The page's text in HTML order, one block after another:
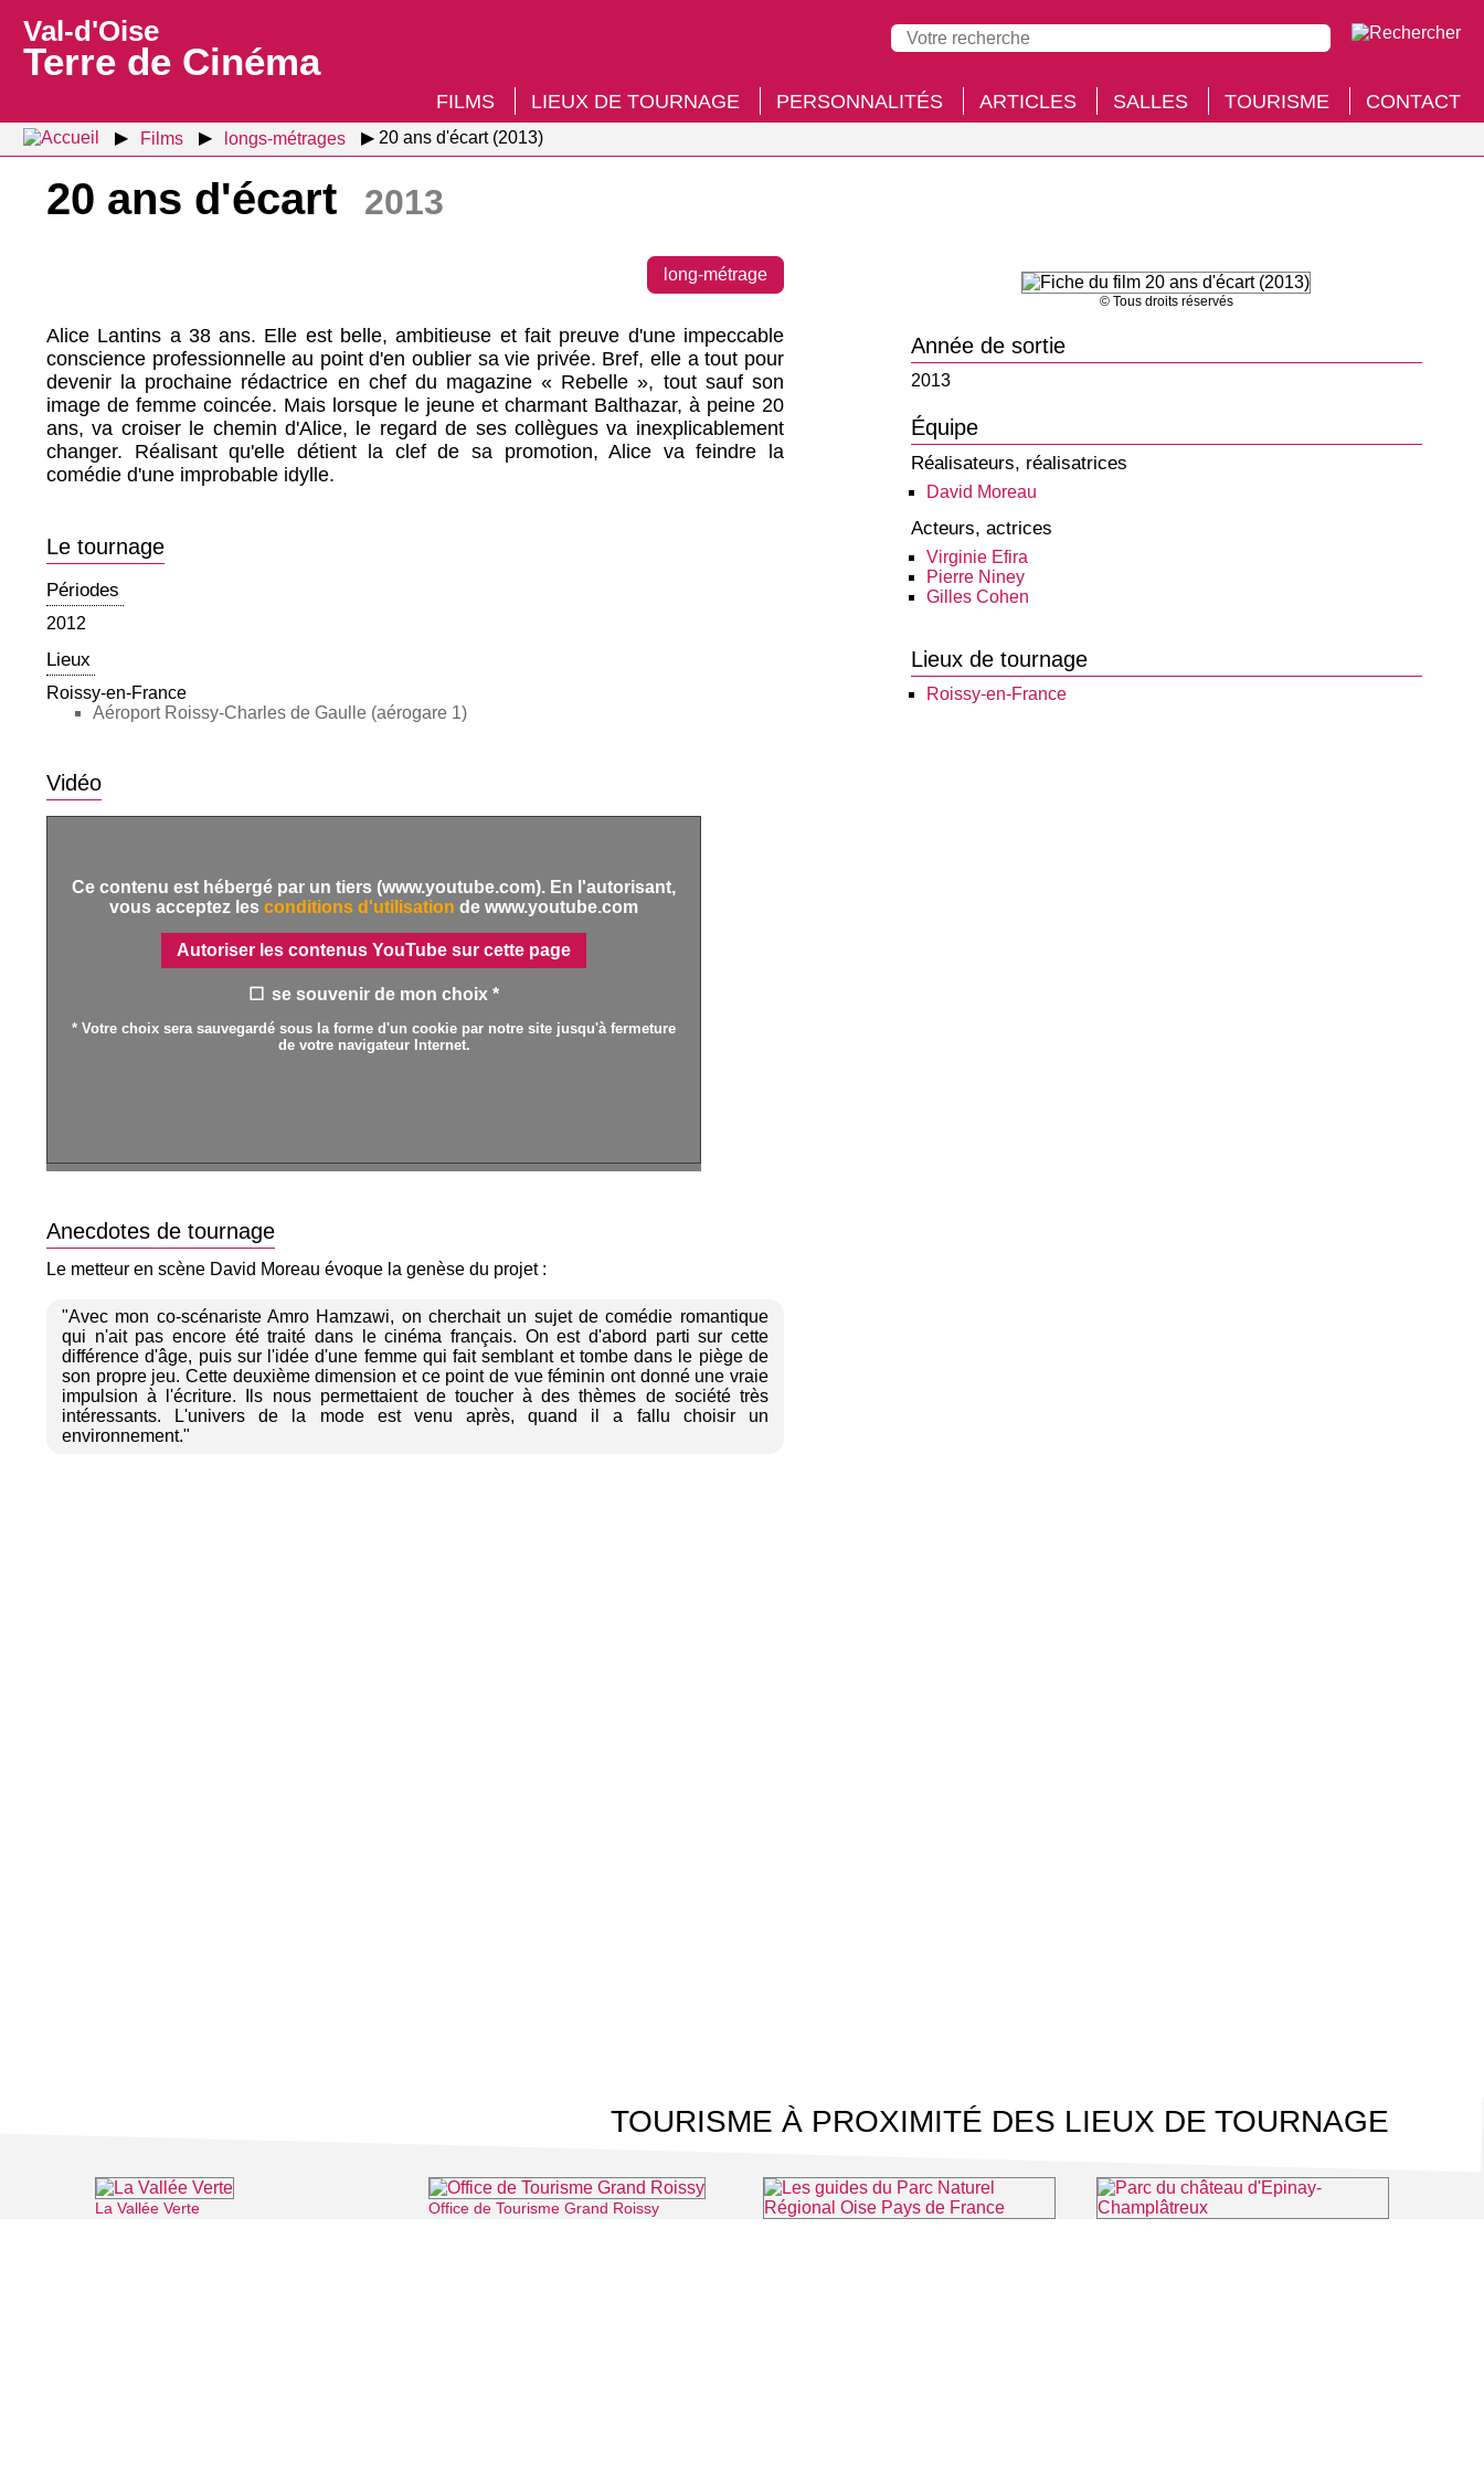
Val-d'Oise
Terre de Cinéma
FILMS LIEUX DE TOURNAGE PERSONNALITÉS ARTICLES SALLES TOURISME CONTACT
Films longs-métrages 20 ans d'écart (2013)
20 ans d'écart 2013
long-métrage
Alice Lantins a 38 ans. Elle est belle, ambitieuse et fait preuve d'une impeccable
conscience professionnelle au point d'en oublier sa vie privée. Bref, elle a tout pour
devenir la prochaine rédactrice en chef du magazine « Rebelle », tout sauf son
image de femme coincée. Mais lorsque le jeune et charmant Balthazar, à peine 20
ans, va croiser le chemin d'Alice, le regard de ses collègues va inexplicablement
changer. Réalisant qu'elle détient la clef de sa promotion, Alice va feindre la
comédie d'une improbable idylle.
Le tournage
Périodes
2012
Lieux
Roissy-en-France
Aéroport Roissy-Charles de Gaulle (aérogare 1)
Vidéo
Ce contenu est hébergé par un tiers (www.youtube.com). En l'autorisant,
vous acceptez les conditions d'utilisation de www.youtube.com
Autoriser les contenus YouTube sur cette page
se souvenir de mon choix *
* Votre choix sera sauvegardé sous la forme d'un cookie par notre site jusqu'à fermeture
de votre navigateur Internet.
Anecdotes de tournage
Le metteur en scène David Moreau évoque la genèse du projet :
"Avec mon co-scénariste Amro Hamzawi, on cherchait un sujet de comédie romantique
qui n'ait pas encore été traité dans le cinéma français. On est d'abord parti sur cette
différence d'âge, puis sur l'idée d'une femme qui fait semblant et tombe dans le piège de
son propre jeu. Cette deuxième dimension et ce point de vue féminin ont donné une vraie
impulsion à l'écriture. Ils nous permettaient de toucher à des thèmes de société très
intéressants. L'univers de la mode est venu après, quand il a fallu choisir un
environnement."
© Tous droits réservés
Année de sortie
2013
Équipe
Réalisateurs, réalisatrices
David Moreau
Acteurs, actrices
Virginie Efira
Pierre Niney
Gilles Cohen
Lieux de tournage
Roissy-en-France
TOURISME À PROXIMITÉ DES LIEUX DE TOURNAGE
La Vallée Verte
Office de Tourisme Grand Roissy